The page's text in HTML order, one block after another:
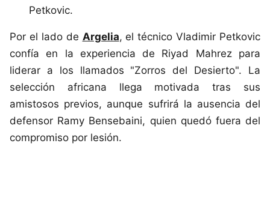
Petkovic.
Por el lado de Argelia, el técnico Vladimir Petkovic
confía en la experiencia de Riyad Mahrez para
liderar a los llamados "Zorros del Desierto". La
selección africana llega motivada tras sus
amistosos previos, aunque sufrirá la ausencia del
defensor Ramy Bensebaini, quien quedó fuera del
compromiso por lesión.